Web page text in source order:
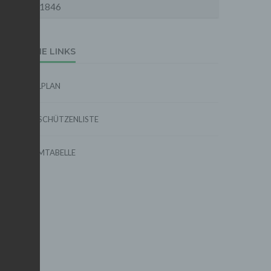
1846
EXTERNE LINKS
SPIELPLAN
TORSCHÜTZENLISTE
FORMTABELLE